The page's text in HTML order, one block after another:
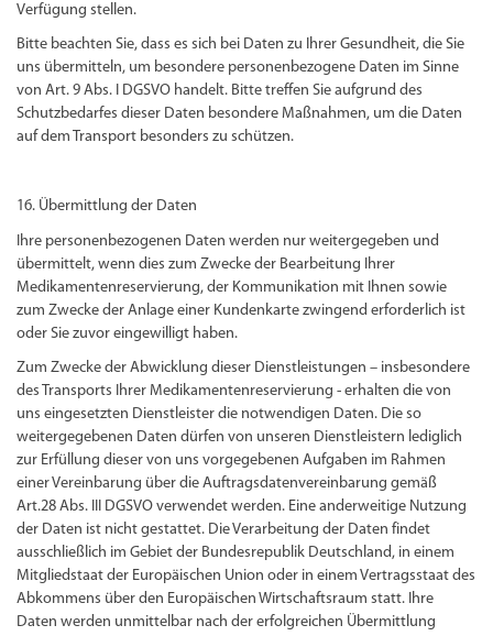
Verfügung stellen.
Bitte beachten Sie, dass es sich bei Daten zu Ihrer Gesundheit, die Sie
uns übermitteln, um besondere personenbezogene Daten im Sinne
von Art. 9 Abs. I DGSVO handelt. Bitte treffen Sie aufgrund des
Schutzbedarfes dieser Daten besondere Maßnahmen, um die Daten
auf dem Transport besonders zu schützen.
16. Übermittlung der Daten
Ihre personenbezogenen Daten werden nur weitergegeben und
übermittelt, wenn dies zum Zwecke der Bearbeitung Ihrer
Medikamentenreservierung, der Kommunikation mit Ihnen sowie
zum Zwecke der Anlage einer Kundenkarte zwingend erforderlich ist
oder Sie zuvor eingewilligt haben.
Zum Zwecke der Abwicklung dieser Dienstleistungen – insbesondere
des Transports Ihrer Medikamentenreservierung - erhalten die von
uns eingesetzten Dienstleister die notwendigen Daten. Die so
weitergegebenen Daten dürfen von unseren Dienstleistern lediglich
zur Erfüllung dieser von uns vorgegebenen Aufgaben im Rahmen
einer Vereinbarung über die Auftragsdatenvereinbarung gemäß
Art.28 Abs. III DGSVO verwendet werden. Eine anderweitige Nutzung
der Daten ist nicht gestattet. Die Verarbeitung der Daten findet
ausschließlich im Gebiet der Bundesrepublik Deutschland, in einem
Mitgliedstaat der Europäischen Union oder in einem Vertragsstaat des
Abkommens über den Europäischen Wirtschaftsraum statt. Ihre
Daten werden unmittelbar nach der erfolgreichen Übermittlung